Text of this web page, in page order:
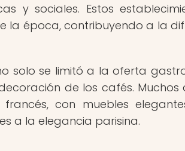
y sociales. Estos
la época, contribuyendo a la
solo se limitó a la oferta
de los cafés. Muchos
con muebles
a la elegancia parisina.